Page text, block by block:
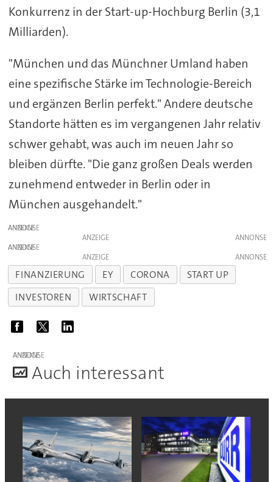
Konkurrenz in der Start-up-Hochburg Berlin (3,1
Milliarden).
"München und das Münchner Umland haben
eine spezifische Stärke im Technologie-Bereich
und ergänzen Berlin perfekt." Andere deutsche
Standorte hätten es im vergangenen Jahr relativ
schwer gehabt, was auch im neuen Jahr so
bleiben dürfte. "Die ganz großen Deals werden
zunehmend entweder in Berlin oder in
München ausgehandelt."
ANZEIGE
ANZEIGE
ANZEIGE
ANZEIGE
FINANZIERUNG EY CORONA
START UP
INVESTOREN
WIRTSCHAFT
ANZEIGE
Auch interessant